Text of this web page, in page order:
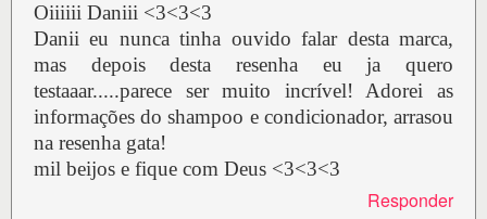
Oiiiiii Daniii <3<3<3
Danii eu nunca tinha ouvido falar desta marca,
mas depois desta resenha eu ja quero
testaaar.....parece ser muito incrível! Adorei as
informações do shampoo e condicionador, arrasou
na resenha gata!
mil beijos e fique com Deus <3<3<3
Responder